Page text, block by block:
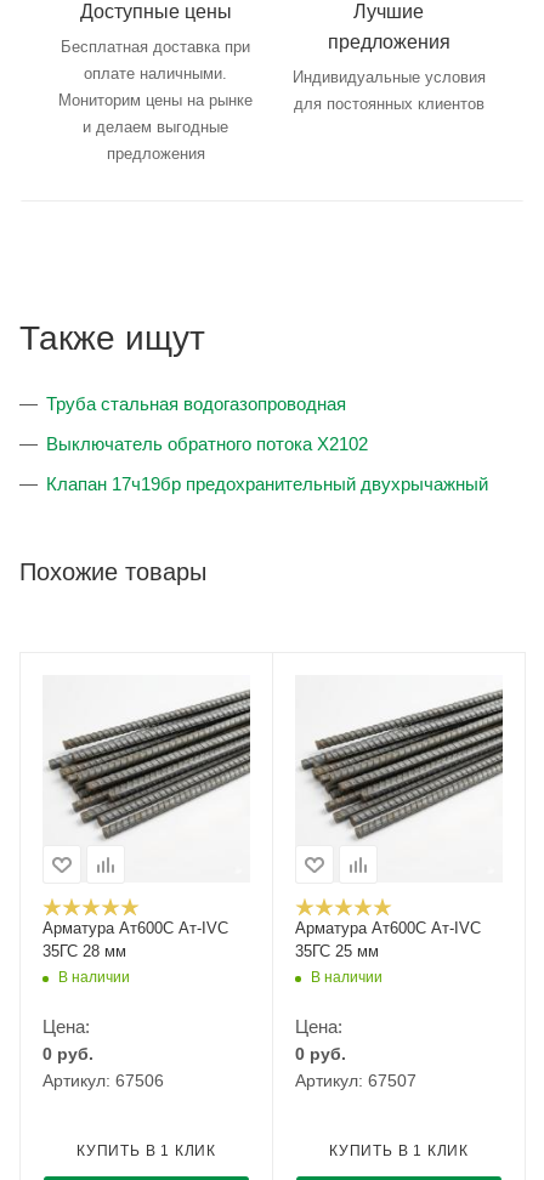
Доступные цены
Бесплатная доставка при
оплате наличными.
Мониторим цены на рынке
и делаем выгодные
предложения
Лучшие
предложения
Индивидуальные условия
для постоянных клиентов
Также ищут
Труба стальная водогазопроводная
Выключатель обратного потока X2102
Клапан 17ч19бр предохранительный двухрычажный
Похожие товары
Арматура Ат600С Ат-IVС
35ГС 28 мм
В наличии
Цена:
0 руб.
Артикул: 67506
КУПИТЬ В 1 КЛИК
Арматура Ат600С Ат-IVС
35ГС 25 мм
В наличии
Цена:
0 руб.
Артикул: 67507
КУПИТЬ В 1 КЛИК